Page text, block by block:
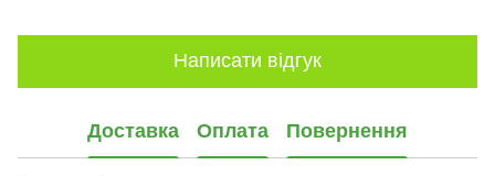
Написати відгук
Доставка Оплата Повернення